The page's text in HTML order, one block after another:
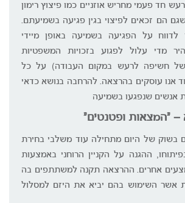
חד פעמי מחריש אוזניים כמו פיצוץ רימון
הם זכאים לפיצוי בגין פגיעה בשמיעתם.
על הפגיעה בשמיעה באופן מיידי
מדי עלול לפגוע בזכויות המשפטיות
חשיפה לרעש במקום העבודה) על כל
אנו עוסקים בהרצאה. להרחבה בנושא כדאי
אנשים שנפגעו בשמיעה
– "המצאות ופטנטים"
בשוק של היום מתחילה עוד משלבי בחירת
ההגנה על הקניין הרוחני באמצעות
אחרים. ההרצאה תקנה למשתתפים בה
אשר השימוש בהם יביא את היזם למסלול